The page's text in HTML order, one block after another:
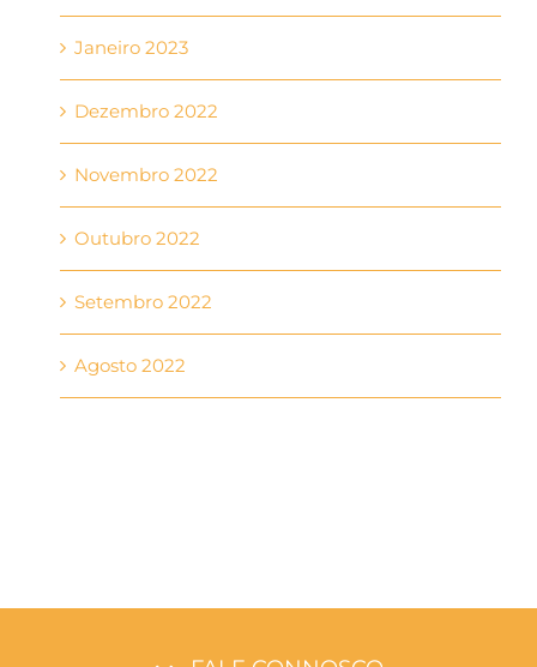
Janeiro 2023
Dezembro 2022
Novembro 2022
Outubro 2022
Setembro 2022
Agosto 2022